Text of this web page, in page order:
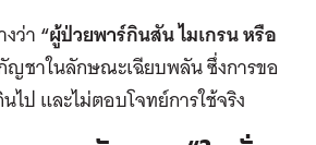
ว่า“ผู้ป่วยพาร์กินสัน ไมเกรน หรือ
ญชาในลักษณะเฉียบพลัน ซึ่งการขอ
ไป และไม่ตอบโจทย์การใช้จริง